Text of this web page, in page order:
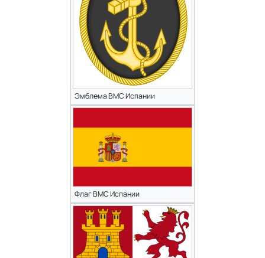
Эмблема ВМС Испании
Флаг ВМС Испании